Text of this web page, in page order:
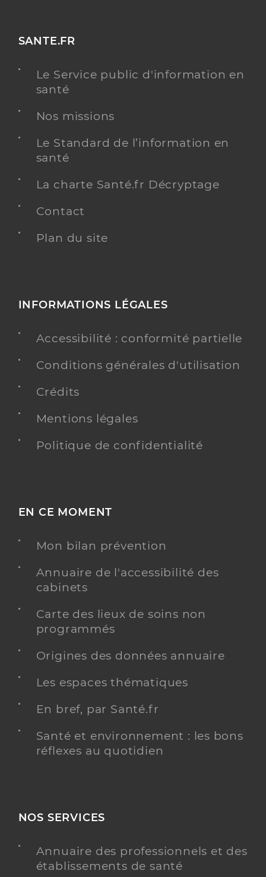
SANTE.FR
Le Service public d'information en
santé
Nos missions
Le Standard de l’information en
santé
La charte Santé.fr Décryptage
Contact
Plan du site
INFORMATIONS LÉGALES
Accessibilité : conformité partielle
Conditions générales d'utilisation
Crédits
Mentions légales
Politique de confidentialité
EN CE MOMENT
Mon bilan prévention
Annuaire de l'accessibilité des
cabinets
Carte des lieux de soins non
programmés
Origines des données annuaire
Les espaces thématiques
En bref, par Santé.fr
Santé et environnement : les bons
réflexes au quotidien
NOS SERVICES
Annuaire des professionnels et des
établissements de santé